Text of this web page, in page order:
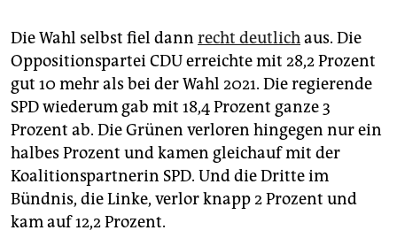
Die Wahl selbst fiel dann recht deutlichaus. Die
Oppositionspartei CDU erreichte mit 28,2 Prozent
gut 10 mehr als bei der Wahl 2021. Die regierende
SPD wiederum gab mit 18,4 Prozent ganze 3
Prozent ab. Die Grünen verloren hingegen nur ein
halbes Prozent und kamen gleichauf mit der
Koalitionspartnerin SPD. Und die Dritte im
Bündnis, die Linke, verlor knapp 2 Prozent und
kam auf 12,2 Prozent.